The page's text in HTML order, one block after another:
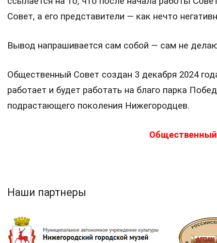
Совет, а его представители — как нечто
Вывод напрашивается сам собой — сам не
Общественный Совет создан 3 декабря 2024
работает и будет работать на благо парка
подрастающего поколения Нижегородцев.
Наши партнеры